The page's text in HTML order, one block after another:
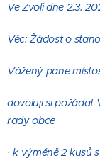
Ve Zvoli dne 2.3.
Věc: Žádost o
Vážený pane
dovoluji si požádat
rady obce
· k výměně 2 kusů